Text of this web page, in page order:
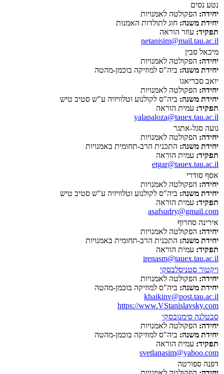
נטע נסים
יחידה: הפקולטה לאמנויות
יחידת משנה: חוג לתולדות האמנות
תפקיד: עוזר הוראה
netanisim@mail.tau.ac.il
מיכאל סבין
יחידה: הפקולטה לאמנויות
יחידת משנה: ביה"ס למוזיקה בוכמן-מהטה
יואב סבריאגו
יחידה: הפקולטה לאמנויות
יחידת משנה: ביה"ס לקולנוע וטלוויזיה ע"ש סטיב טיש
תפקיד: עמית הוראה
yalapaloza@tauex.tau.ac.il
נועה סגל-אתגר
יחידה: הפקולטה לאמנויות
יחידת משנה: התכנית הרב-תחומית באמנויות
תפקיד: עמית הוראה
etgar@tauex.tau.ac.il
אסף סודרי
יחידה: הפקולטה לאמנויות
יחידת משנה: ביה"ס לקולנוע וטלוויזיה ע"ש סטיב טיש
תפקיד: עמית הוראה
asafsudry@gmail.com
אירינה סחרוף
יחידה: הפקולטה לאמנויות
יחידת משנה: התכנית הרב-תחומית באמנויות
תפקיד: עמית הוראה
irenasm@tauex.tau.ac.il
ויקטור סטניסלבסקי
יחידה: הפקולטה לאמנויות
יחידת משנה: ביה"ס למוזיקה בוכמן-מהטה
khaikinv@post.tau.ac.il
https://www.VStanislavsky.com
סבטלנה סימנובסקי
יחידה: הפקולטה לאמנויות
יחידת משנה: ביה"ס למוזיקה בוכמן-מהטה
תפקיד: עמית הוראה
svetlanasim@yahoo.com
דפנה ספורטה